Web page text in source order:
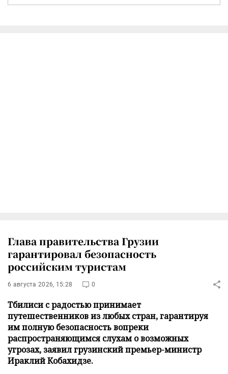
Глава правительства Грузии
гарантировал безопасность
российским туристам
6 августа 2026, 15:28 0
Тбилиси с радостью принимает
путешественников из любых стран, гарантируя
им полную безопасность вопреки
распространяющимся слухам о возможных
угрозах, заявил грузинский премьер-министр
Ираклий Кобахидзе.